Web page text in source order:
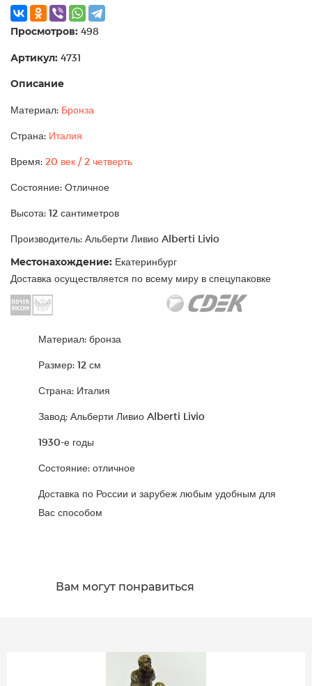
Просмотров: 498
Артикул: 4731
Описание
Материал: Бронза
Страна: Италия
Время: 20 век / 2 четверть
Состояние: Отличное
Высота: 12 сантиметров
Производитель: Альберти Ливио Alberti Livio
Местонахождение: Екатеринбург
Доставка осуществляется по всему миру в спецупаковке
Материал: бронза
Размер: 12 см
Страна: Италия
Завод: Альберти Ливио Alberti Livio
1930-е годы
Состояние: отличное
Доставка по России и зарубеж любым удобным для
Вас способом
Вам могут понравиться